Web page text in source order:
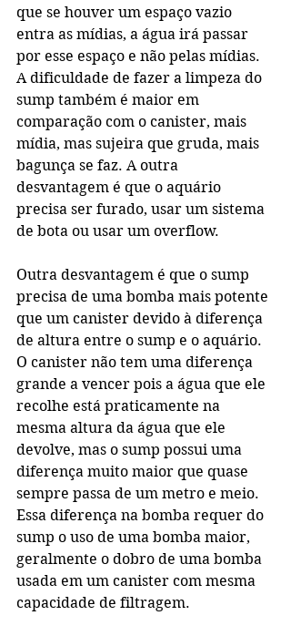
que se houver um espaço vazio
entra as mídias, a água irá passar
por esse espaço e não pelas mídias.
A dificuldade de fazer a limpeza do
sump também é maior em
comparação com o canister, mais
mídia, mas sujeira que gruda, mais
bagunça se faz. A outra
desvantagem é que o aquário
precisa ser furado, usar um sistema
de bota ou usar um overflow.
Outra desvantagem é que o sump
precisa de uma bomba mais potente
que um canister devido à diferença
de altura entre o sump e o aquário.
O canister não tem uma diferença
grande a vencer pois a água que ele
recolhe está praticamente na
mesma altura da água que ele
devolve, mas o sump possui uma
diferença muito maior que quase
sempre passa de um metro e meio.
Essa diferença na bomba requer do
sump o uso de uma bomba maior,
geralmente o dobro de uma bomba
usada em um canister com mesma
capacidade de filtragem.